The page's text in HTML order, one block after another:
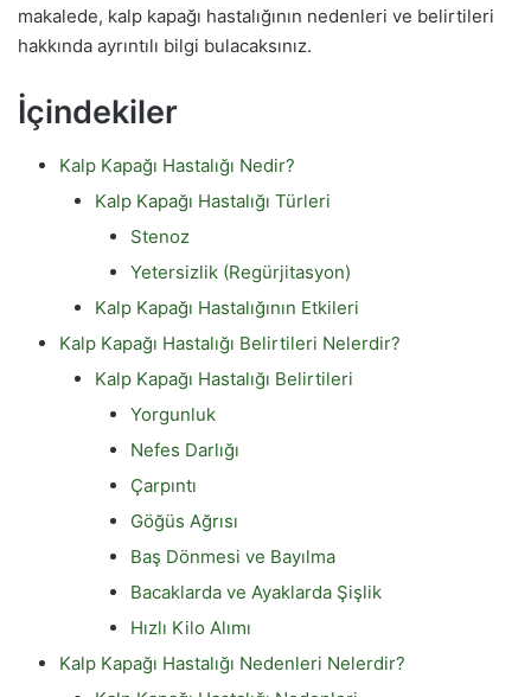
makalede, kalp kapağı hastalığının nedenleri ve belirtileri
hakkında ayrıntılı bilgi bulacaksınız.
İçindekiler
Kalp Kapağı Hastalığı Nedir?
Kalp Kapağı Hastalığı Türleri
Stenoz
Yetersizlik (Regürjitasyon)
Kalp Kapağı Hastalığının Etkileri
Kalp Kapağı Hastalığı Belirtileri Nelerdir?
Kalp Kapağı Hastalığı Belirtileri
Yorgunluk
Nefes Darlığı
Çarpıntı
Göğüs Ağrısı
Baş Dönmesi ve Bayılma
Bacaklarda ve Ayaklarda Şişlik
Hızlı Kilo Alımı
Kalp Kapağı Hastalığı Nedenleri Nelerdir?